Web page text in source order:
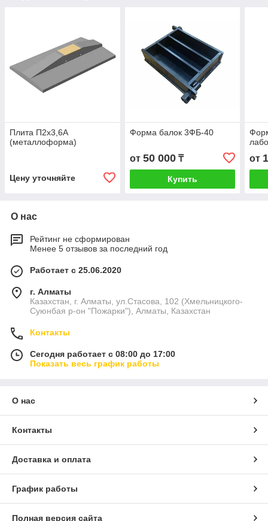
Плита П2х3,6А
(металлоформа)
Цену уточняйте
Форма балок 3ФБ-40
от 50 000₸
Купить
от
О нас
Рейтинг не сформирован
Менее 5 отзывов за последний год
Работает с 25.06.2020
г. Алматы
Казахстан, г. Алматы, ул.Стасова, 102 (Хмельницкого-
Суюнбая р-он "Пожарки"), Алматы, Казахстан
Контакты
Сегодня работает с 08:00 до 17:00
Показать весь график работы
О нас
Контакты
Доставка и оплата
График работы
Полная версия сайта